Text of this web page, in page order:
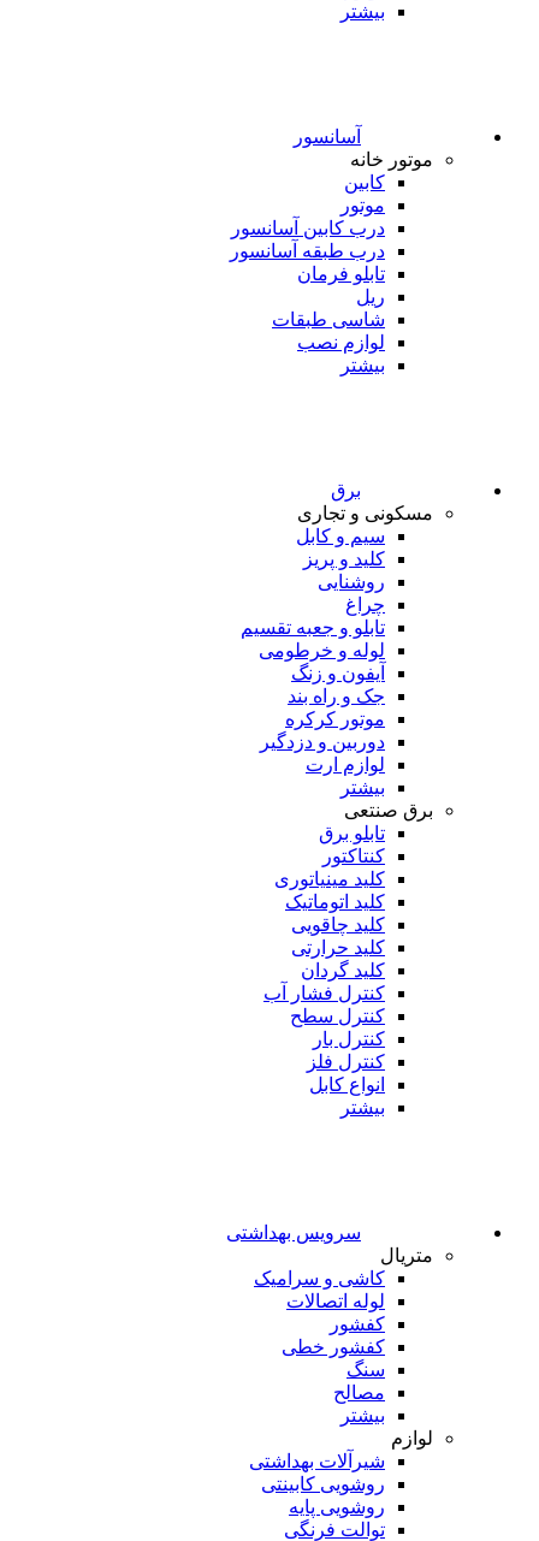
بیشتر
آسانسور
موتور خانه
کابین
موتور
درب کابین آسانسور
درب طبقه آسانسور
تابلو فرمان
ریل
شاسی طبقات
لوازم نصب
بیشتر
برق
مسکونی و تجاری
سیم و کابل
کلید و پریز
روشنایی
چراغ
تابلو و جعبه تقسیم
لوله و خرطومی
آیفون و زنگ
جک و راه بند
موتور کرکره
دوربین و دزدگیر
لوازم ارت
بیشتر
برق صنتعی
تابلو برق
کنتاکتور
کلید مینیاتوری
کلید اتوماتیک
کلید چاقویی
کلید حرارتی
کلید گردان
کنترل فشار آب
کنترل سطح
کنترل بار
کنترل فلز
انواع کابل
بیشتر
سرویس بهداشتی
متریال
کاشی و سرامیک
لوله اتصالات
کفشور
کفشور خطی
سنگ
مصالح
بیشتر
لوازم
شیرآلات بهداشتی
روشویی کابینتی
روشویی پایه
توالت فرنگی